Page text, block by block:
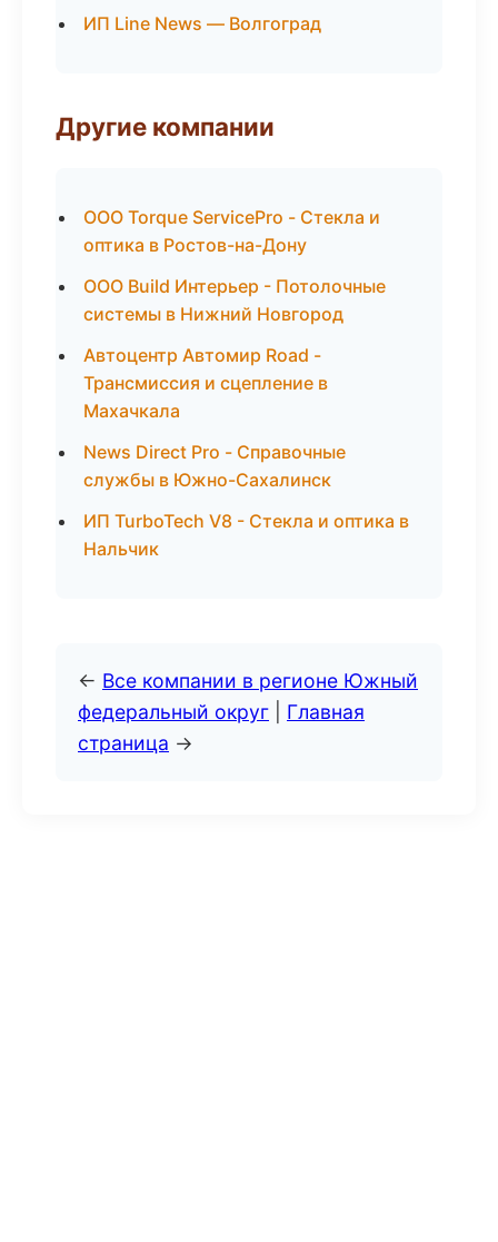
ИП Line News — Волгоград
Другие компании
ООО Torque ServicePro - Стекла и
оптика в Ростов-на-Дону
ООО Build Интерьер - Потолочные
системы в Нижний Новгород
Автоцентр Автомир Road -
Трансмиссия и сцепление в
Махачкала
News Direct Pro - Справочные
службы в Южно-Сахалинск
ИП TurboTech V8 - Стекла и оптика в
Нальчик
← Все компании в регионе Южный
федеральный округ
Главная
страница →